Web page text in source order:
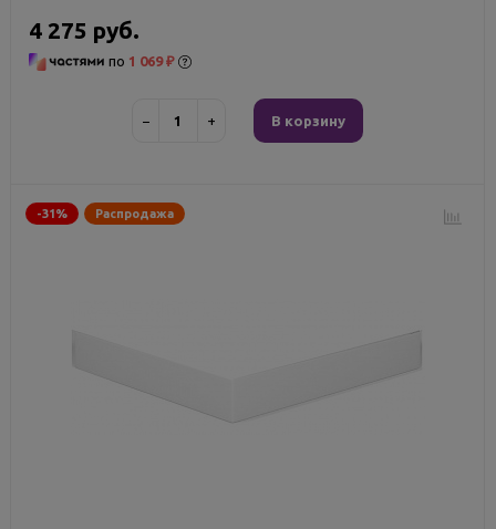
4 275 руб.
по 1 069 ₽
− + В корзину
-31% Распродажа